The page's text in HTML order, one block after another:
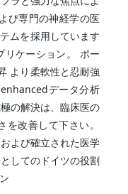
び専門の神経学の医
ムを採用しています
リケーション。 ポー
より柔軟性と忍耐強
データ分析
の解決は、臨床医の
改善して下さい。
よび確立された医学
してのドイツの役割